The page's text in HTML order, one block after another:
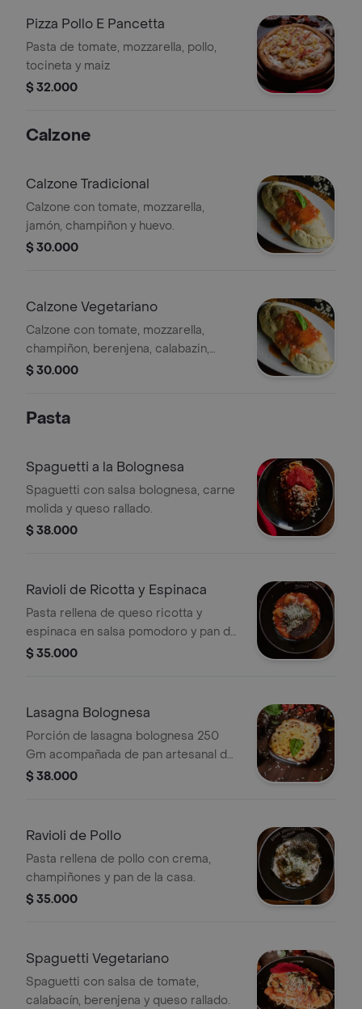
Pizza Pollo E Pancetta
Pasta de tomate, mozzarella, pollo,
tocineta y maiz
$ 32.000
Calzone
Calzone Tradicional
Calzone con tomate, mozzarella,
jamón, champiñon y huevo.
$ 30.000
Calzone Vegetariano
Calzone con tomate, mozzarella,
champiñon, berenjena, calabazin,
pimentón, espinaca y huevo.
$ 30.000
Pasta
Spaguetti a la Bolognesa
Spaguetti con salsa bolognesa, carne
molida y queso rallado.
$ 38.000
Ravioli de Ricotta y Espinaca
Pasta rellena de queso ricotta y
espinaca en salsa pomodoro y pan de
la casa.
$ 35.000
Lasagna Bolognesa
Porción de lasagna bolognesa 250
Gm acompañada de pan artesanal de
la casa.
$ 38.000
Ravioli de Pollo
Pasta rellena de pollo con crema,
champiñones y pan de la casa.
$ 35.000
Spaguetti Vegetariano
Spaguetti con salsa de tomate,
calabacín, berenjena y queso rallado.